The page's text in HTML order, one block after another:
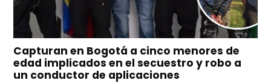
Capturan en Bogotá a cinco menores de
edad implicados en el secuestro y robo a
un conductor de aplicaciones